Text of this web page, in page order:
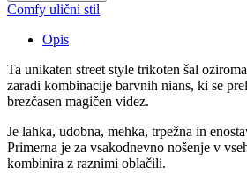
Comfy ulični stil
Opis
Ta unikaten street style trikoten šal
zaradi kombinacije barvnih nians, ki se
brezčasen magičen videz.
Je lahka, udobna, mehka, trpežna in
Primerna je za vsakodnevno nošenje v
kombinira z raznimi oblačili.